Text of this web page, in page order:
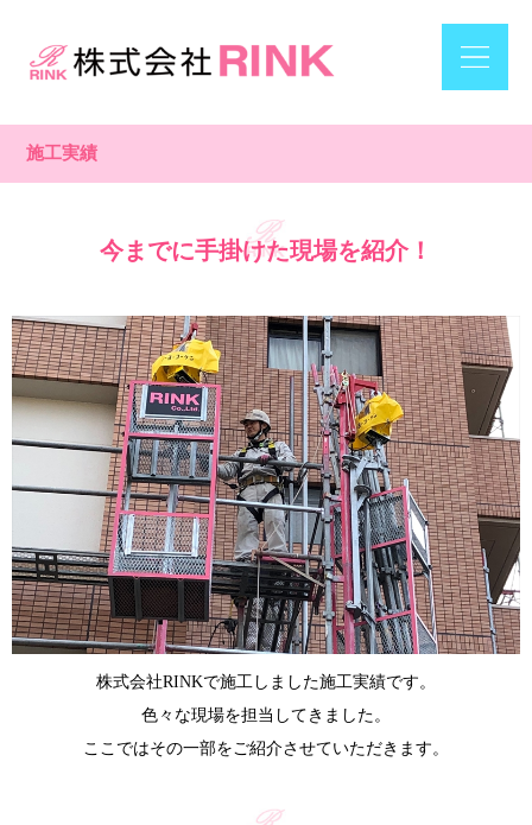
施工実績
今までに手掛けた現場を紹介！
株式会社RINKで施工しました施工実績です。
色々な現場を担当してきました。
ここではその一部をご紹介させていただきます。